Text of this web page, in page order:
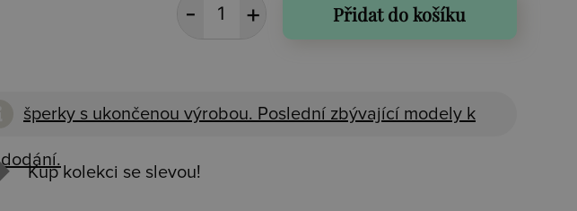
Přidat do košíku
šperky s ukončenou výrobou. Poslední zbývající modely k
dodání.
Kup kolekci se slevou!